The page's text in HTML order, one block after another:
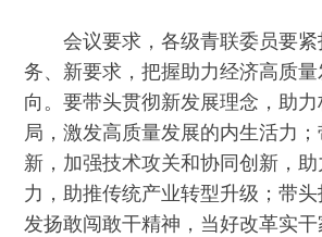
会议要求，各级青联委员要紧
务、新要求，把握助力经济高质
向。要带头贯彻新发展理念，助
局，激发高质量发展的内生活力
新，加强技术攻关和协同创新，
力，助推传统产业转型升级；带头
发扬敢闯敢干精神，当好改革实干